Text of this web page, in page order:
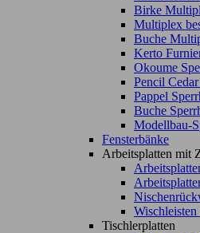
Birke
Multiplex
Buche
Kerto
Okoume
Pencil
Pappel
Buche
Modellbau-
Fensterbänke
Arbeitsplatten mit
Tischlerplatten